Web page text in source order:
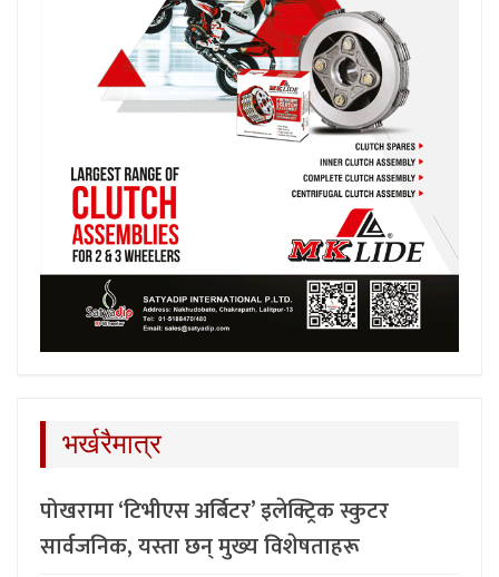
भर्खरैमात्र
पोखरामा ‘टिभीएस अर्बिटर’ इलेक्ट्रिक स्कुटर
सार्वजनिक, यस्ता छन् मुख्य विशेषताहरू